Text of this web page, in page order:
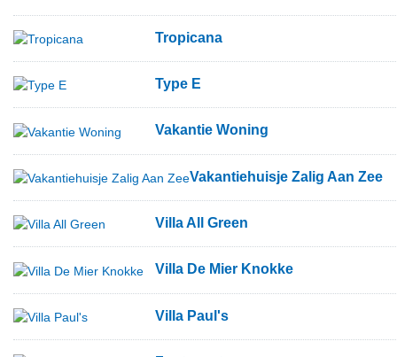
Tropicana
Type E
Vakantie Woning
Vakantiehuisje Zalig Aan Zee
Villa All Green
Villa De Mier Knokke
Villa Paul's